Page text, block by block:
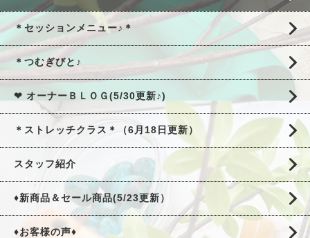
＊セッションメニュー♪＊
＊つむぎびと♪
❤ オーナーＢＬＯＧ(5/30更新♪)
＊ストレッチクラス＊（6月18日更新）
スタッフ紹介
♦新商品＆セール商品(5/23更新）
♦お客様の声♦